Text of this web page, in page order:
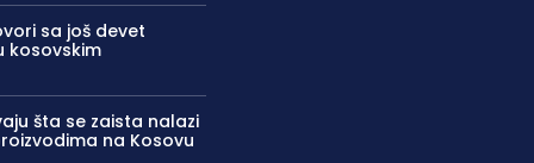
sa još devet
kosovskim
šta se zaista nalazi
na Kosovu